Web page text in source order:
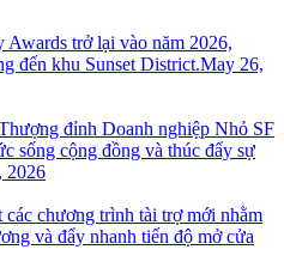
Awards trở lại vào năm 2026,
đến khu Sunset District.May 26,
đỉnh Doanh nghiệp Nhỏ SF
sống cộng đồng và thúc đẩy sự
2026
các chương trình tài trợ mới nhằm
và đẩy nhanh tiến độ mở cửa